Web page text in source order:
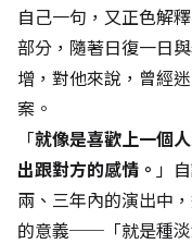
自己一句，又正色解
部分，隨著日復一日
增，對他來說，曾經
案。
「就像是喜歡上一個
出跟對方的感情。 」
兩、三年內的演出中
的意義──「就是種淡